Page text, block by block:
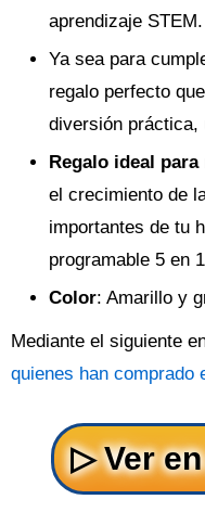
aprendizaje STEM.
Ya sea para
regalo perfecto
diversión práctica,
Regalo ideal
el crecimiento de
importantes de tu
programable 5 en
Color: Amarillo y
Mediante el siguiente
quienes han comprado